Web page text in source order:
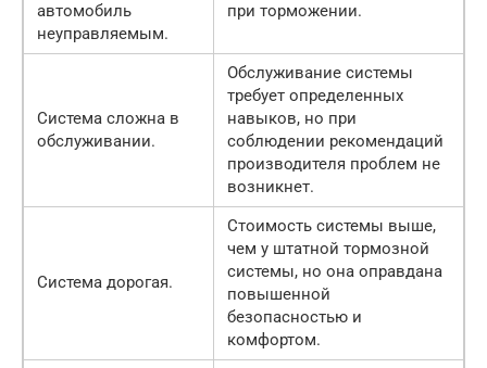
автомобиль
неуправляемым.
при торможении.
Система сложна в
обслуживании.
Обслуживание системы
требует определенных
навыков, но при
соблюдении рекомендаций
производителя проблем не
возникнет.
Система дорогая.
Стоимость системы выше,
чем у штатной тормозной
системы, но она оправдана
повышенной
безопасностью и
комфортом.